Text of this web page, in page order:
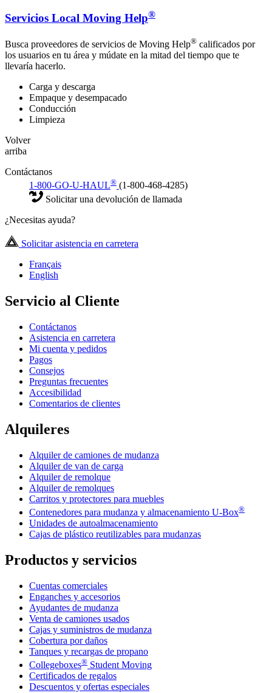
Servicios Local Moving Help®
Busca proveedores de servicios de Moving Help® calificados por
los usuarios en tu área y múdate en la mitad del tiempo que te
llevaría hacerlo.
Carga y descarga
Empaque y desempacado
Conducción
Limpieza
Volver
arriba
Contáctanos
1-800-GO-U-HAUL® (1-800-468-4285)
Solicitar una devolución de llamada
¿Necesitas ayuda?
Solicitar asistencia en carretera
Français
English
Servicio al Cliente
Contáctanos
Asistencia en carretera
Mi cuenta y pedidos
Pagos
Consejos
Preguntas frecuentes
Accesibilidad
Comentarios de clientes
Alquileres
Alquiler de camiones de mudanza
Alquiler de van de carga
Alquiler de remolque
Alquiler de remolques
Carritos y protectores para muebles
Contenedores para mudanza y almacenamiento U-Box®
Unidades de autoalmacenamiento
Cajas de plástico reutilizables para mudanzas
Productos y servicios
Cuentas comerciales
Enganches y accesorios
Ayudantes de mudanza
Venta de camiones usados
Cajas y suministros de mudanza
Cobertura por daños
Tanques y recargas de propano
Collegeboxes® Student Moving
Certificados de regalos
Descuentos y ofertas especiales